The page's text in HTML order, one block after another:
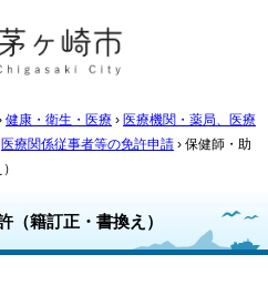
健康・衛生・医療 › 医療機関・薬局、医療
医療関係従事者等の免許申請 › 保健師・助
籍訂正・書換え）